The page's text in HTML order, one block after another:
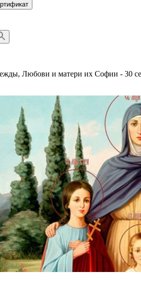
Любови и матери их Софии - 30